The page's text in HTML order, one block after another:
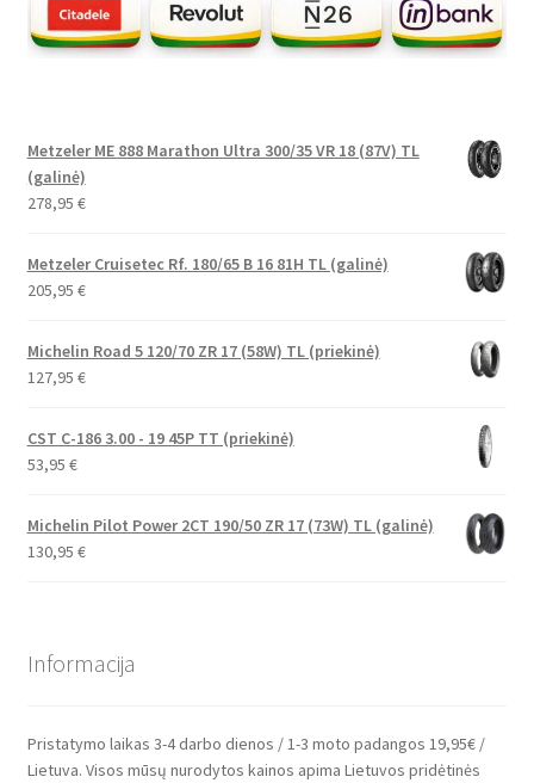
Metzeler ME 888 Marathon Ultra 300/35 VR 18 (87V) TL
(galinė)
278,95 €
Metzeler Cruisetec Rf. 180/65 B 16 81H TL (galinė)
205,95 €
Michelin Road 5 120/70 ZR 17 (58W) TL (priekinė)
127,95 €
CST C-186 3.00 - 19 45P TT (priekinė)
53,95 €
Michelin Pilot Power 2CT 190/50 ZR 17 (73W) TL (galinė)
130,95 €
Informacija
Pristatymo laikas 3-4 darbo dienos / 1-3 moto padangos 19,95€ /
Lietuva. Visos mūsų nurodytos kainos apima Lietuvos pridėtinės